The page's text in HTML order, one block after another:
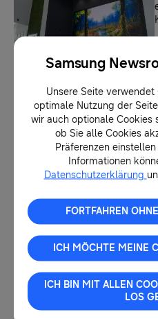
Samsung
Unsere Seite
optimale Nutzung der
wir auch optionale Cookies
ob Sie alle Cookies
Präferenzen
Informationen
Datenschutzerklärung
FORTFAHREN
ICH MÖCHTE MEINE
ICH BIN MIT ALLEN
LOS